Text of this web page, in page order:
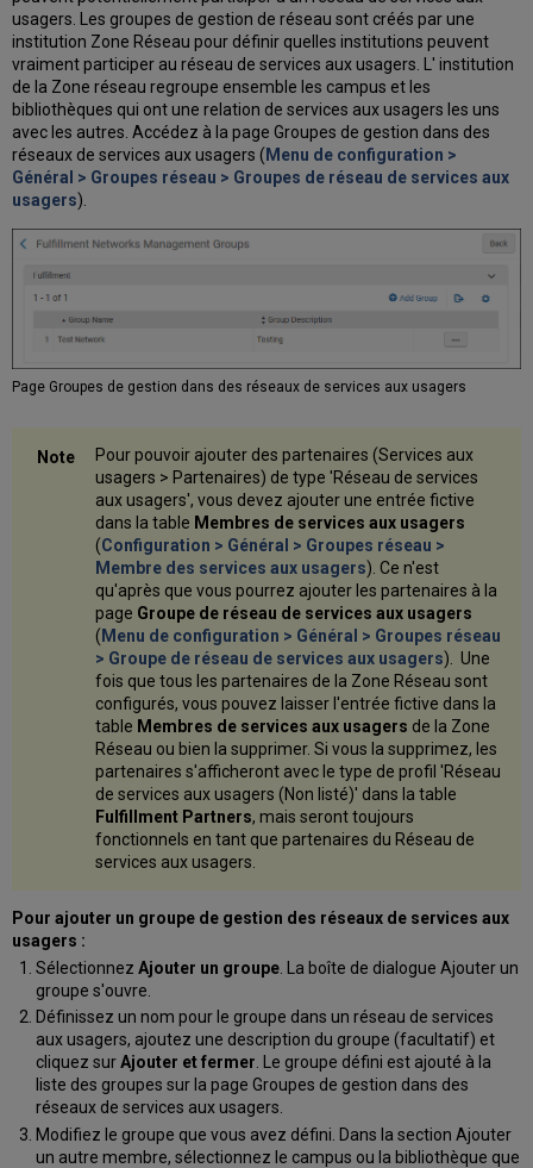
usagers. Les groupes de gestion de réseau sont créés par une
institution Zone Réseau pour définir quelles institutions peuvent
vraiment participer au réseau de services aux usagers. L' institution
de la Zone réseau regroupe ensemble les campus et les
bibliothèques qui ont une relation de services aux usagers les uns
avec les autres. Accédez à la page Groupes de gestion dans des
réseaux de services aux usagers ( Menu de configuration >
Général > Groupes réseau > Groupes de réseau de services aux
usagers).
Page Groupes de gestion dans des réseaux de services aux usagers
Pour pouvoir ajouter des partenaires (Services aux
usagers > Partenaires) de type 'Réseau de services
aux usagers', vous devez ajouter une entrée fictive
dans la table Membres de services aux usagers
(Configuration > Général > Groupes réseau >
Membre des services aux usagers). Ce n'est
qu'après que vous pourrez ajouter les partenaires à la
page Groupe de réseau de services aux usagers
( Menu de configuration > Général > Groupes réseau
> Groupe de réseau de services aux usagers). Une
fois que tous les partenaires de la Zone Réseau sont
configurés, vous pouvez laisser l'entrée fictive dans la
table Membres de services aux usagers de la Zone
Réseau ou bien la supprimer. Si vous la supprimez, les
partenaires s'afficheront avec le type de profil 'Réseau
de services aux usagers (Non listé)' dans la table
Fulfillment Partners, mais seront toujours
fonctionnels en tant que partenaires du Réseau de
services aux usagers.
Pour ajouter un groupe de gestion des réseaux de services aux
usagers :
Sélectionnez Ajouter un groupe. La boîte de dialogue Ajouter un
groupe s'ouvre.
Définissez un nom pour le groupe dans un réseau de services
aux usagers, ajoutez une description du groupe (facultatif) et
cliquez surAjouter et fermer. Le groupe défini est ajouté à la
liste des groupes sur la page Groupes de gestion dans des
réseaux de services aux usagers.
Modifiez le groupe que vous avez défini. Dans la section Ajouter
un autre membre, sélectionnez le campus ou la bibliothèque que